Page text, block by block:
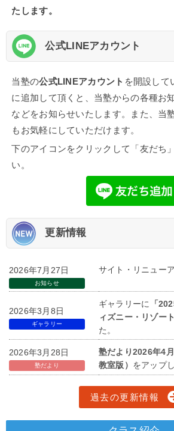
たします。
公式LINEアカウント
当塾の公式LINEアカウント を開設して
に追加して頂くと、当塾からの各種お
などをお知らせいたします。また、当
もお気軽にしていただけます。
下のアイコンをクリックして「友だち
い。
更新情報
2026年7月27日
お知らせ
サイト・リニュー
2026年3月8日
ギャラリー
ギャラリーに
「
ィズニー・リゾート
た。
2026年3月28日
塾だより
塾だより2026年4
教室版） をアップ
過去の更新情報